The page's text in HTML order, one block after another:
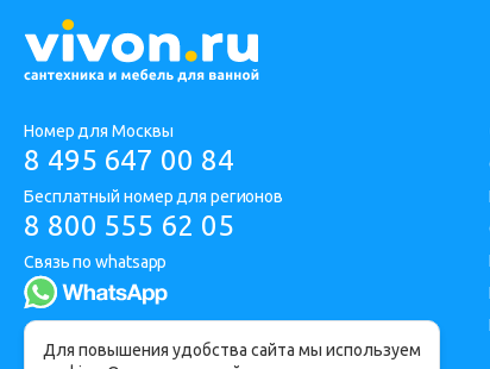
Номер для Москвы
8 495 647 00 84
Бесплатный номер для регионов
8 800 555 62 05
Связь по whatsapp
Адрес офиса: Москва, Дорожная улица 1
Для повышения удобства сайта мы используем